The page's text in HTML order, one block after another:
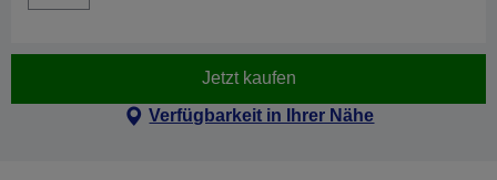
Jetzt kaufen
Verfügbarkeit in Ihrer Nähe